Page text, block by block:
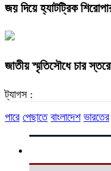
জয় দিয়ে হ্যাটট্রিক
জাতীয় স্মৃতিসৌধে চার
ট্যাগস :
পারে পেছাতে বাংলাদেশ ভারতের